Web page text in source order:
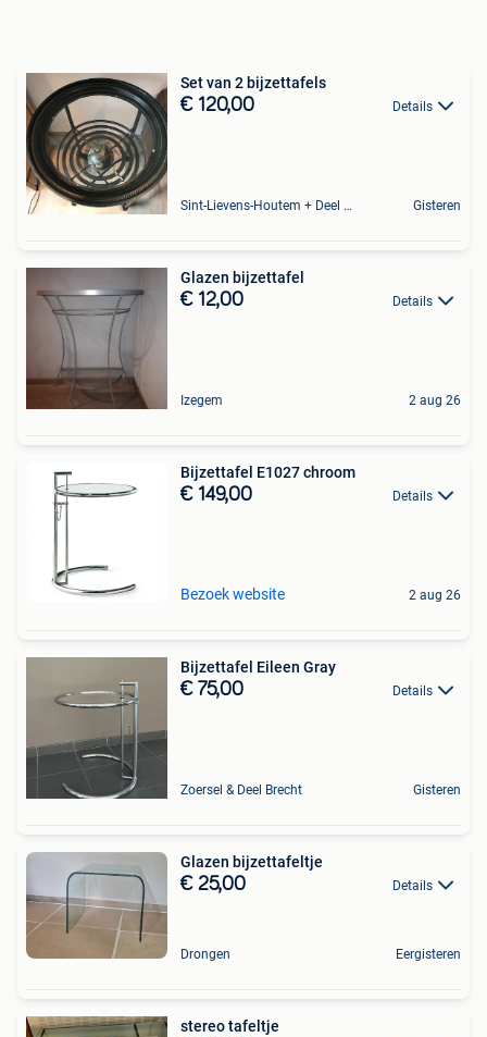
Set van 2 bijzettafels
€ 120,00 Details
Sint-Lievens-Houtem + Deel Oombergen Gisteren
Glazen bijzettafel
€ 12,00 Details
Izegem 2 aug 26
Bijzettafel E1027 chroom
€ 149,00 Details
Bezoek website 2 aug 26
Bijzettafel Eileen Gray
€ 75,00 Details
Zoersel & Deel Brecht Gisteren
Glazen bijzettafeltje
€ 25,00 Details
Drongen Eergisteren
stereo tafeltje